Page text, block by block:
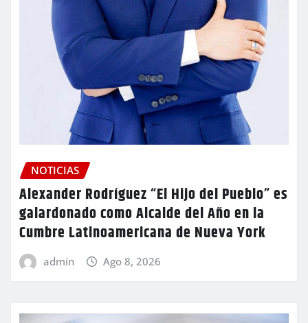
NOTICIAS
Alexander Rodríguez “El Hijo del Pueblo” es
galardonado como Alcalde del Año en la
Cumbre Latinoamericana de Nueva York
admin Ago 8, 2026